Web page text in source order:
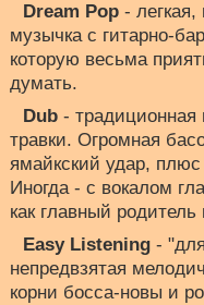
Dream Pop - легкая,
музычка с гитарно-
которую весьма
думать.
Dub -
травки. Огромная
ямайкский удар,
Иногда - с вокалом
как главный
Easy Listening -
непредвзятая
корни босса-новы и